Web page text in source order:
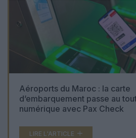
Aéroports du Maroc : la carte
d’embarquement passe au
numérique avec Pax Check
LIRE L'ARTICLE